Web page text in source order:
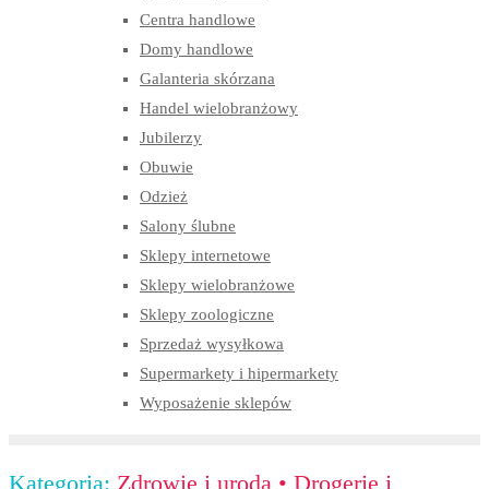
Centra handlowe
Domy handlowe
Galanteria skórzana
Handel wielobranżowy
Jubilerzy
Obuwie
Odzież
Salony ślubne
Sklepy internetowe
Sklepy wielobranżowe
Sklepy zoologiczne
Sprzedaż wysyłkowa
Supermarkety i hipermarkety
Wyposażenie sklepów
Kategoria: Zdrowie i uroda • Drogerie i